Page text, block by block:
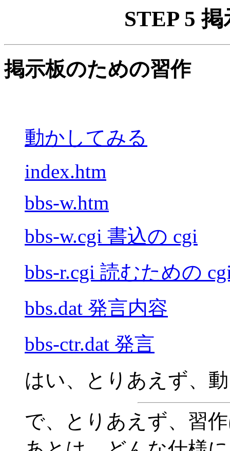
STEP 5
掲示板のための習作
動かしてみる
index.htm
bbs-w.htm
bbs-w.cgi 書込の cgi
bbs-r.cgi 読むための
bbs.dat 発言内容
bbs-ctr.dat 発言
はい、とりあえず、
で、とりあえず、習